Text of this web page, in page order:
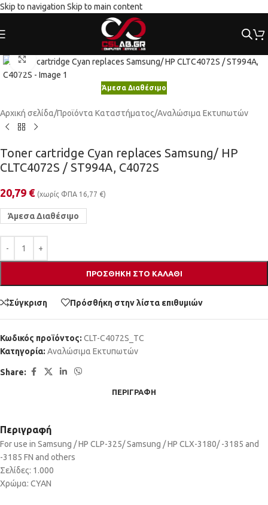
Skip to navigation Skip to main content
Κλικ για μεγέθυνση
Άμεσα Διαθέσιμο
Αρχική σελίδα/Προϊόντα Καταστήματος/Αναλώσιμα Εκτυπωτών
Toner cartridge Cyan replaces Samsung/ HP
CLTC4072S / ST994A, C4072S
20,79 € (χωρίς ΦΠΑ 16,77 €)
Άμεσα Διαθέσιμο
ΠΡΟΣΘΉΚΗ ΣΤΟ ΚΑΛΆΘΙ
Σύγκριση Πρόσθήκη στην λίστα επιθυμιών
Κωδικός προϊόντος: CLT-C4072S_TC
Κατηγορία: Αναλώσιμα Εκτυπωτών
Share:
ΠΕΡΙΓΡΑΦΉ
Περιγραφή
For use in Samsung / HP CLP-325/ Samsung / HP CLX-3180/ -3185 and
-3185 FN and others
Σελίδες: 1.000
Χρώμα: CYAN